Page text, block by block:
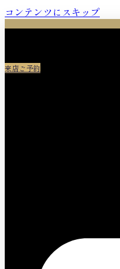
コンテンツにスキップ
来店ご予約